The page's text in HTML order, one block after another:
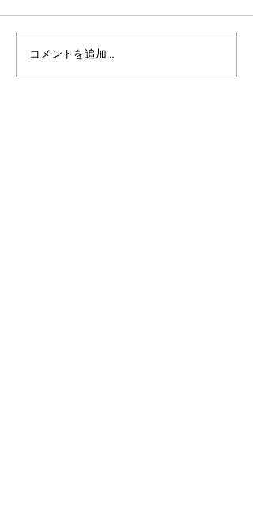
アルゴランドのポスト量
子暗号（PQC）ロードマ
コメントを追加…